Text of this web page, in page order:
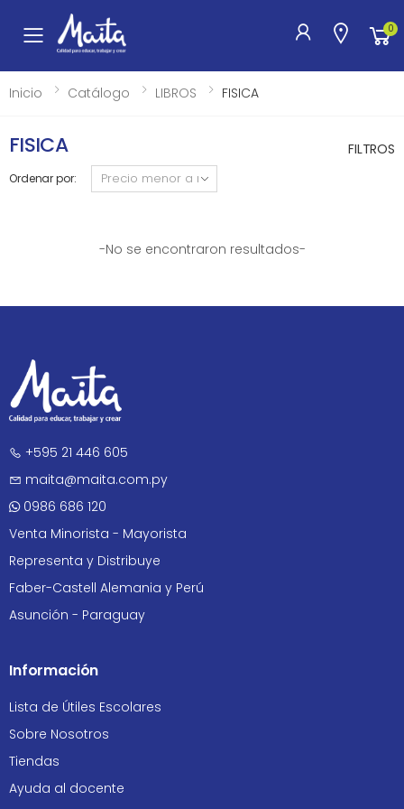
Toggle mobile menu 0
Inicio Catálogo LIBROS FISICA
FISICA FILTROS
Ordenar por:
-No se encontraron resultados-
+595 21 446 605
maita@maita.com.py
0986 686 120
Venta Minorista - Mayorista
Representa y Distribuye
Faber-Castell Alemania y Perú
Asunción - Paraguay
Información
Lista de Útiles Escolares
Sobre Nosotros
Tiendas
Ayuda al docente